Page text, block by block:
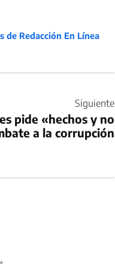
de Redacción En Línea
Siguiente
pide «hechos y no
a la corrupción
*